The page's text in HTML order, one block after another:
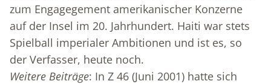
zum Engagegement amerikanischer Konzerne
auf der Insel im 20. Jahrhundert. Haiti war stets
Spielball imperialer Ambitionen und ist es, so
der Verfasser, heute noch.
Weitere Beiträge: In Z 46 (Juni 2001) hatte sich